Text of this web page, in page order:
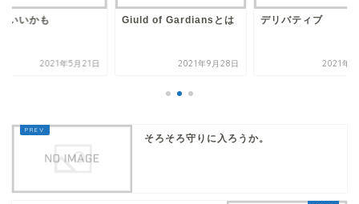
いいかも
2021年5月21日
Giuld of Gardiansとは
2021年9月28日
デリバティブ
2021年9
そろそろ守りに入ろうか。